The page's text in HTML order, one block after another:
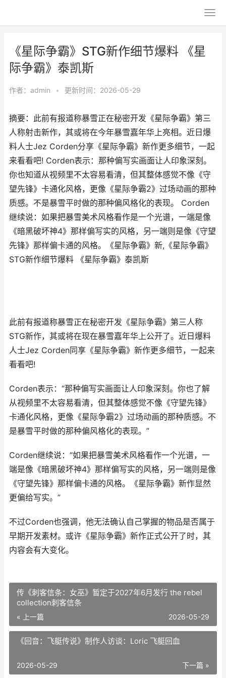
《星际争霸》STG新作细节爆料 《星
际争霸》泰凯斯
作者： admin • 更新时间：2026-05-29
摘要：此前有报道称暴雪正在秘密开发《星际争霸》第三
人称射击新作，其或将在今年暴雪嘉年华上亮相。近日爆
料人士Jez Corden分享《星际争霸》新作更多细节，一起
来看看吧! Corden表示：那种偏写实画面让人印象深刻。
你也知道从视频里不太容易看清，但其整体感觉不像《守
望先锋》卡通化风格，更像《星际争霸2》过场动画的那种
质感。不是暴雪平时做的那种偏风格化的表现。 Corden
继续说：如果把暴雪美术风格看作是一个光谱，一端是像
《暗黑破坏神4》那样偏写实的风格，另一端则是像《守望
先锋》那样偏卡通的风格。《星际争霸》新,《星际争霸》
STG新作细节爆料 《星际争霸》泰凯斯
此前有报道称暴雪正在秘密开发《星际争霸》第三人称
STG新作，其或将在现在暴雪嘉年华上公开了。近日爆料
人士Jez Corden同享《星际争霸》新作更多细节，一起来
看看吧!
Corden表示：“那种偏写实画面让人印象深刻。你也了解
从视频里不太容易看清，但其整体感觉不像《守望先锋》
卡通化风格，更像《星际争霸2》过场动画的那种质感。不
是暴雪平时做的那种偏风格化的表现。”
Corden继续说：“如果把暴雪美术风格看作一个光谱，一
端是像《暗黑破坏神4》那样偏写实的风格，另一端则是像
《守望先锋》那样偏卡通的风格。《星际争霸》新作显然
更偏给写实。”
不过Corden也强调，他无法确认自己掌握的物品是否属于
早期开发素材。或许《星际争霸》新作正式公开了时，其
内容会有大变化。
传《刺客信条：女巫》暂定于2027年6月发行 the rebel
collection刺客信条
« 上一篇 2026-05-29
《回音：飞艇传说》制作人访谈：Loric 飞艇回血
下一篇 »
2026-05-29